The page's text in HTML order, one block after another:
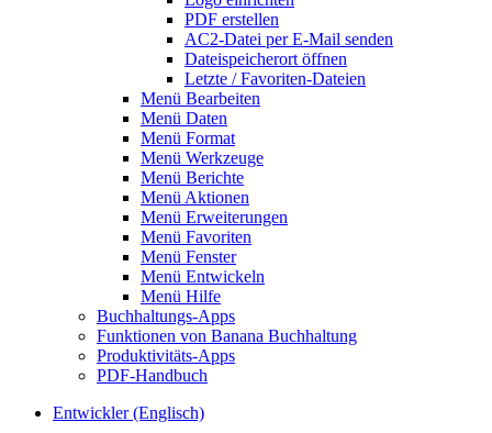
PDF erstellen
AC2-Datei per E-Mail senden
Dateispeicherort öffnen
Letzte / Favoriten-Dateien
Menü Bearbeiten
Menü Daten
Menü Format
Menü Werkzeuge
Menü Berichte
Menü Aktionen
Menü Erweiterungen
Menü Favoriten
Menü Fenster
Menü Entwickeln
Menü Hilfe
Buchhaltungs-Apps
Funktionen von Banana Buchhaltung
Produktivitäts-Apps
PDF-Handbuch
Entwickler (Englisch)